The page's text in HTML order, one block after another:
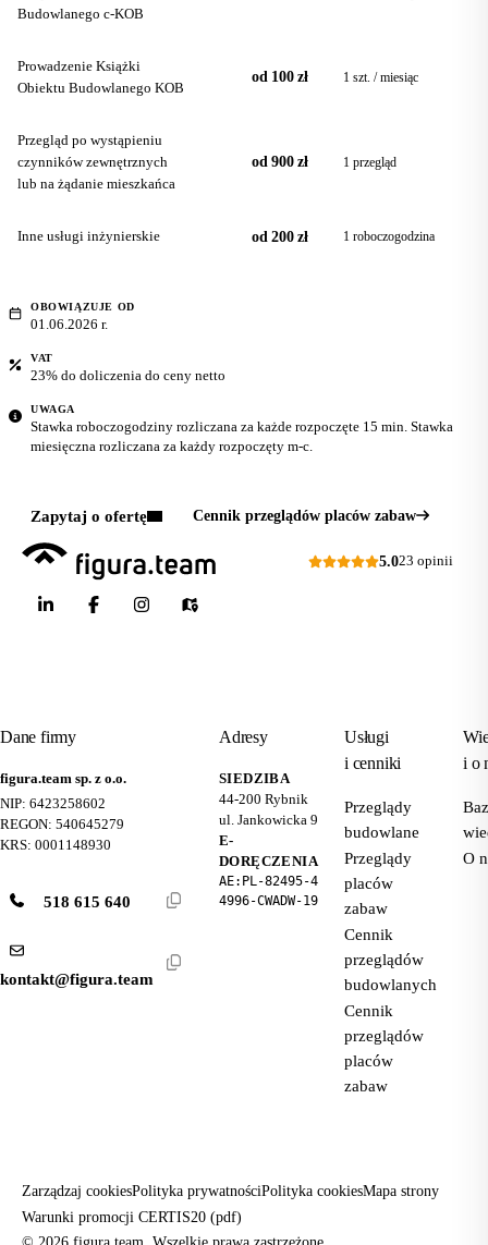
Budowlanego c-KOB
Prowadzenie Książki
Obiektu Budowlanego KOB
od 100 zł 1 szt. / miesiąc
Przegląd po wystąpieniu
czynników zewnętrznych
lub na żądanie mieszkańca
od 900 zł 1 przegląd
Inne usługi inżynierskie od 200 zł 1 roboczogodzina
OBOWIĄZUJE OD
01.06.2026 r.
VAT
23% do doliczenia do ceny netto
UWAGA
Stawka roboczogodziny rozliczana za każde rozpoczęte 15 min. Stawka
miesięczna rozliczana za każdy rozpoczęty m-c.
Zapytaj o ofertę Cennik przeglądów placów zabaw
5.023 opinii
Dane firmy
figura.team sp. z o.o.
NIP: 6423258602
REGON: 540645279
KRS: 0001148930
518 615 640
kontakt@figura.team
Adresy
SIEDZIBA
44-200 Rybnik
ul. Jankowicka 9
E-
DORĘCZENIA
AE:PL-82495-4
4996-CWADW-19
Usługi
i cenniki
Przeglądy
budowlane
Przeglądy
placów
zabaw
Cennik
przeglądów
budowlanych
Cennik
przeglądów
placów
zabaw
i o
O
Zarządzaj cookiesPolityka prywatnościPolityka cookiesMapa strony
Warunki promocji CERTIS20 (pdf)